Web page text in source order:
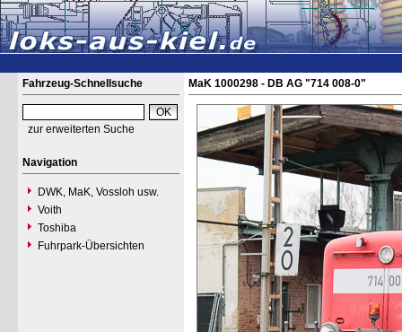
Fahrzeug-Schnellsuche
zur erweiterten Suche
Navigation
DWK, MaK, Vossloh usw.
Voith
Toshiba
Fuhrpark-Übersichten
MaK 1000298 - DB AG "714 008-0"